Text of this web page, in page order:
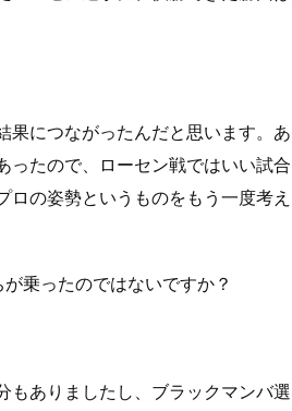
果につながったんだと思います。あ
ったので、ローセン戦ではいい試合
の姿勢というものをもう一度考え
乗ったのではないですか？
もありましたし、ブラックマンバ選